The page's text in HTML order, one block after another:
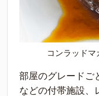
コンラッド
部屋のグレードご
などの付帯施設、